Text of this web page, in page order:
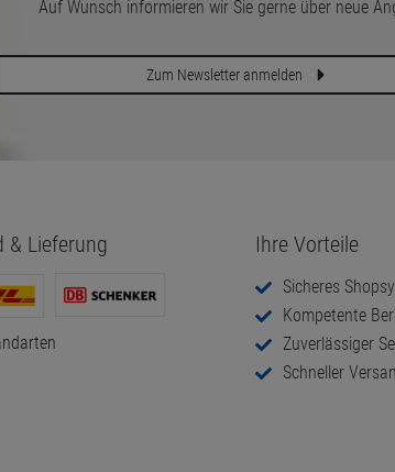
Auf Wunsch informieren wir Sie gerne über neue
Zum Newsletter anmelden
& Lieferung Ihre Vorteile
Sicheres
Kompetente
Zuverlässiger
Schneller